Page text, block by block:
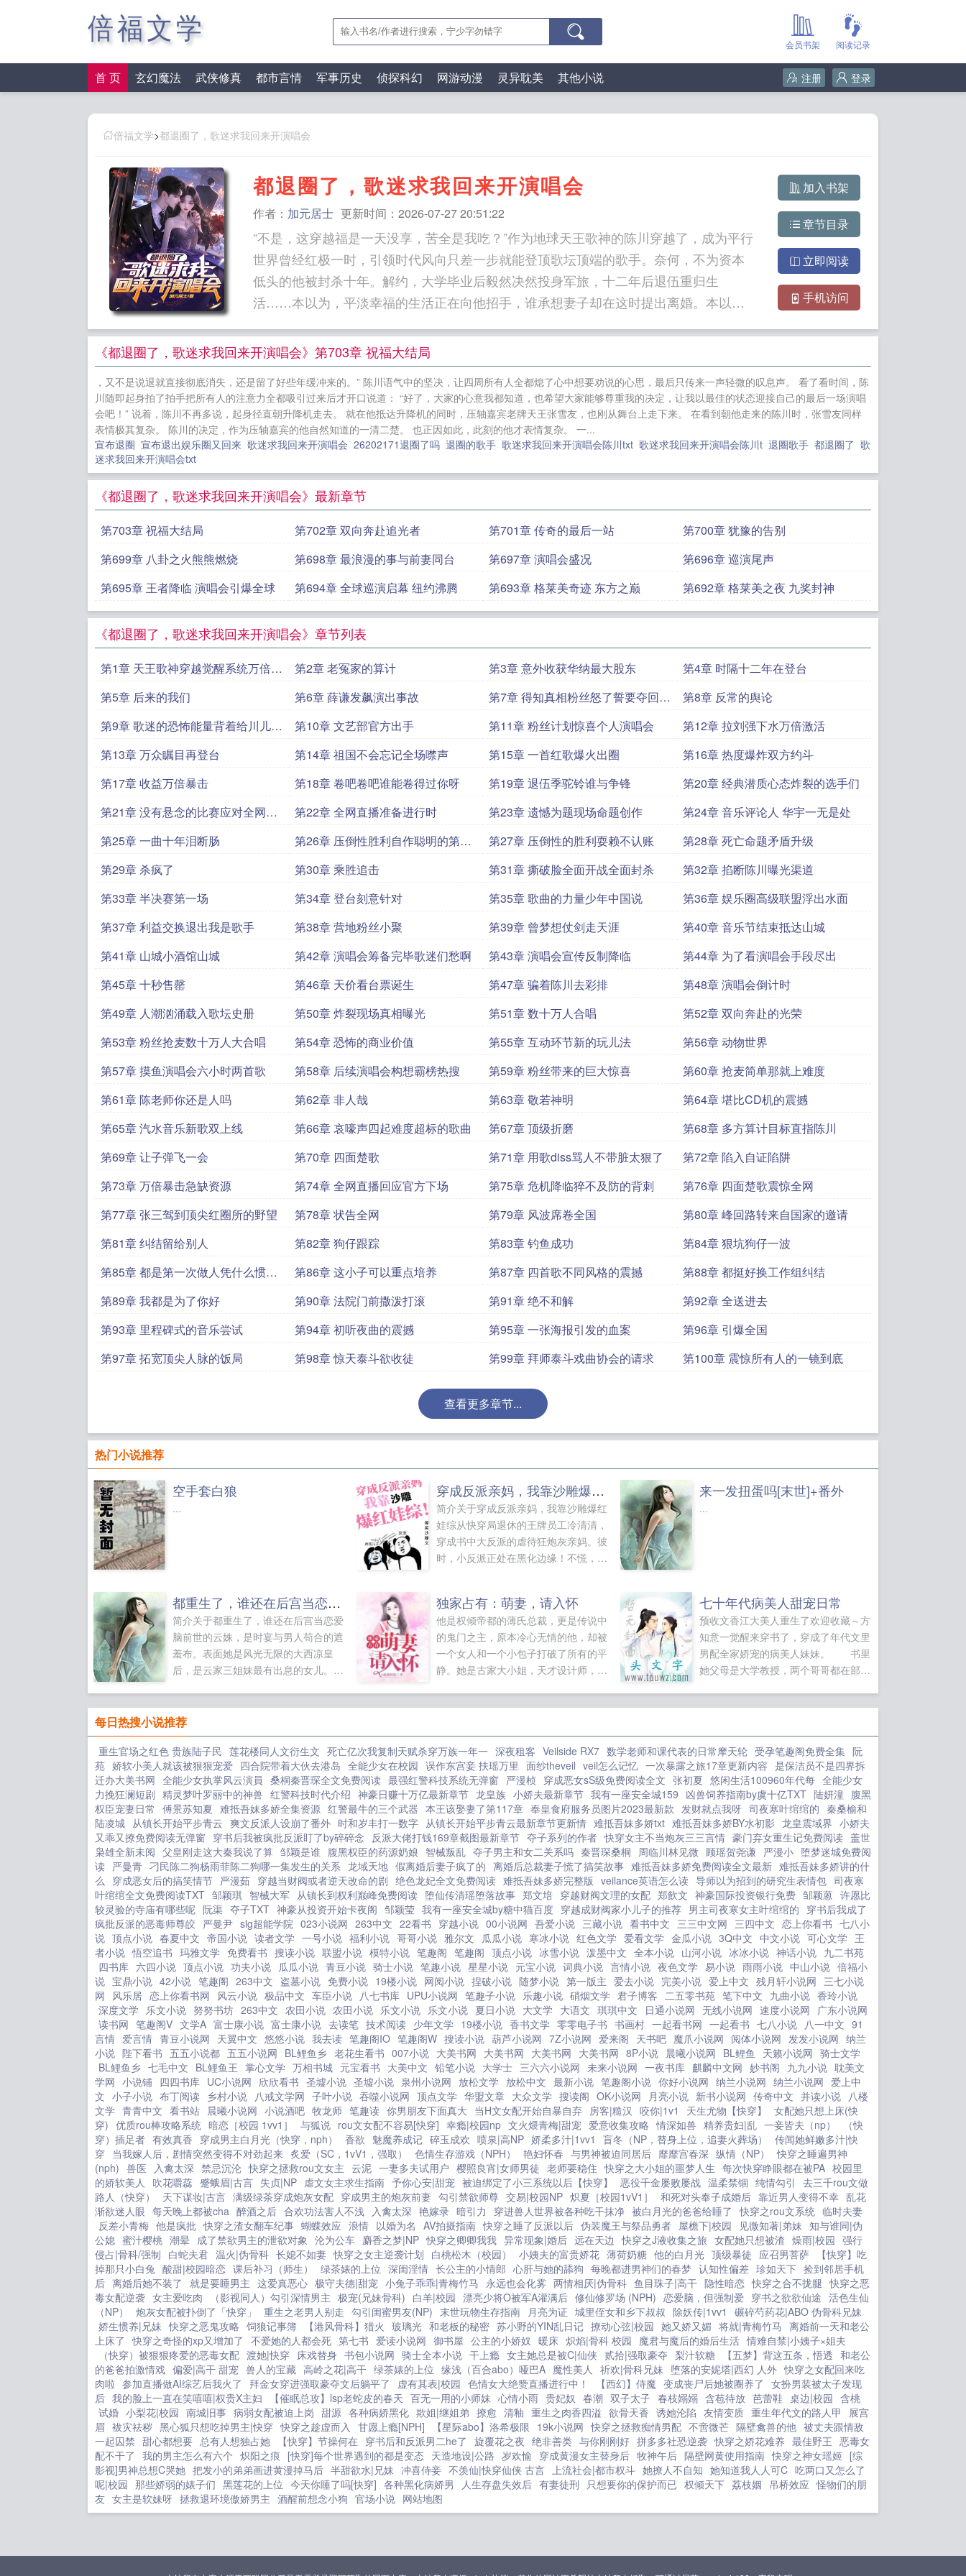
倍福文学 阅读记录
会员书架
首 页 玄幻魔法 武侠修真 都市言情 军事历史 侦探科幻 网游动漫 灵异耽美 其他小说 登录
注册
倍福文学>都退圈了，歌迷求我回来开演唱会
都退圈了，歌迷求我回来开演唱会
作者： 加元居士 更新时间：2026-07-27 20:51:22
“不是，这穿越福是一天没享，苦全是我吃？”作为地球天王歌神的陈川穿越了，成为平行
世界曾经红极一时，引领时代风向只差一步就能登顶歌坛顶端的歌手。奈何，不为资本
低头的他被封杀十年。解约，大学毕业后毅然决然投身军旅，十二年后退伍重归生
活……本以为，平淡幸福的生活正在向他招手，谁承想妻子却在这时提出离婚。本以为
加入书架
章节目录
立即阅读
手机访问
《都退圈了，歌迷求我回来开演唱会》第703章 祝福大结局
，又不是说退就直接彻底消失，还是留了好些年缓冲来的。” 陈川语气中的坚决，让四周所有人全都熄了心中想要劝说的心思，最后只传来一声轻微的叹息声。 看了看时间，陈
川随即起身拍了拍手把所有人的注意力全都吸引过来后才开口说道： “好了，大家的心意我都知道，也希望大家能够尊重我的决定，让我以最佳的状态迎接自己的最后一场演唱
会吧！” 说着，陈川不再多说，起身径直朝升降机走去。 就在他抵达升降机的同时，压轴嘉宾老牌天王张雪友，也刚从舞台上走下来。 在看到朝他走来的陈川时，张雪友同样
表情极其复杂。 陈川的决定，作为压轴嘉宾的他自然知道的一清二楚。 也正因如此，此刻的他才表情复杂。 一...
宣布退圈 宣布退出娱乐圈又回来 歌迷求我回来开演唱会 26202171退圈了吗 退圈的歌手 歌迷求我回来开演唱会陈川txt 歌迷求我回来开演唱会陈川t 退圈歌手 都退圈了 歌
迷求我回来开演唱会txt
《都退圈了，歌迷求我回来开演唱会》最新章节
第703章 祝福大结局 第702章 双向奔赴追光者 第701章 传奇的最后一站
第700章 犹豫的告别
第699章 八卦之火熊熊燃烧
第698章 最浪漫的事与前妻同台 第697章 演唱会盛况
第696章 巡演尾声
第695章 王者降临 演唱会引爆全球
第694章 全球巡演启幕 纽约沸腾 第693章 格莱美奇迹 东方之巅 第692章 格莱美之夜 九奖封神
《都退圈了，歌迷求我回来开演唱会》章节列表
第1章 天王歌神穿越觉醒系统万倍暴
击
第2章 老冤家的算计 第3章 意外收获华纳最大股东
第4章 时隔十二年在登台
第5章 后来的我们
第6章 薛谦发飙演出事故
第7章 得知真相粉丝怒了誓要夺回陈
川失去的一切
第8章 反常的舆论
第9章 歌迷的恐怖能量背着给川儿办
场演唱会
第10章 文艺部官方出手 第11章 粉丝计划惊喜个人演唱会
第12章 拉刘强下水万倍激活
第13章 万众瞩目再登台
第14章 祖国不会忘记全场噤声 第15章 一首红歌爆火出圈
第16章 热度爆炸双方约斗
第17章 收益万倍暴击
第18章 卷吧卷吧谁能卷得过你呀 第19章 退伍季驼铃谁与争锋
第20章 经典潜质心态炸裂的选手们
第21章 没有悬念的比赛应对全网直
播
第22章 全网直播准备进行时 第23章 遗憾为题现场命题创作
第24章 音乐评论人 华宇一无是处
第25章 一曲十年泪断肠
第26章 压倒性胜利自作聪明的第二
场命题
第27章 压倒性的胜利耍赖不认账
第28章 死亡命题矛盾升级
第29章 杀疯了
第30章 乘胜追击 第31章 撕破脸全面开战全面封杀
第32章 掐断陈川曝光渠道
第33章 半决赛第一场
第34章 登台刻意针对 第35章 歌曲的力量少年中国说
第36章 娱乐圈高级联盟浮出水面
第37章 利益交换退出我是歌手
第38章 营地粉丝小聚 第39章 曾梦想仗剑走天涯
第40章 音乐节结束抵达山城
第41章 山城小酒馆山城
第42章 演唱会筹备完毕歌迷们愁啊 第43章 演唱会宣传反制降临
第44章 为了看演唱会手段尽出
第45章 十秒售罄
第46章 天价看台票诞生 第47章 骗着陈川去彩排
第48章 演唱会倒计时
第49章 人潮汹涌载入歌坛史册
第50章 炸裂现场真相曝光 第51章 数十万人合唱
第52章 双向奔赴的光荣
第53章 粉丝抢麦数十万人大合唱
第54章 恐怖的商业价值 第55章 互动环节新的玩儿法
第56章 动物世界
第57章 摸鱼演唱会六小时两首歌
第58章 后续演唱会构想霸榜热搜 第59章 粉丝带来的巨大惊喜
第60章 抢麦简单那就上难度
第61章 陈老师你还是人吗
第62章 非人哉 第63章 敬若神明
第64章 堪比CD机的震撼
第65章 汽水音乐新歌双上线
第66章 哀嚎声四起难度超标的歌曲 第67章 顶级折磨
第68章 多方算计目标直指陈川
第69章 让子弹飞一会
第70章 四面楚歌 第71章 用歌diss骂人不带脏太狠了
第72章 陷入自证陷阱
第73章 万倍暴击急缺资源
第74章 全网直播回应官方下场 第75章 危机降临猝不及防的背刺
第76章 四面楚歌震惊全网
第77章 张三驾到顶尖红圈所的野望
第78章 状告全网 第79章 风波席卷全国
第80章 峰回路转来自国家的邀请
第81章 纠结留给别人
第82章 狗仔跟踪 第83章 钓鱼成功
第84章 狠坑狗仔一波
第85章 都是第一次做人凭什么惯着
你
第86章 这小子可以重点培养 第87章 四首歌不同风格的震撼
第88章 都挺好换工作组纠结
第89章 我都是为了你好
第90章 法院门前撒泼打滚 第91章 绝不和解
第92章 全送进去
第93章 里程碑式的音乐尝试
第94章 初听夜曲的震撼 第95章 一张海报引发的血案
第96章 引爆全国
第97章 拓宽顶尖人脉的饭局
第98章 惊天泰斗欲收徒 第99章 拜师泰斗戏曲协会的请求 第100章 震惊所有人的一镜到底
查看更多章节...
热门小说推荐
空手套白狼
...
穿成反派亲妈，我靠沙雕爆红娃综
简介关于穿成反派亲妈，我靠沙雕爆红
娃综从快穿局退休的王牌员工冷清清，
穿成书中大反派的虐待狂炮灰亲妈。彼
时，小反派正处在黑化边缘！不慌，冷
个妈，将祖国的花朵扳回正道！然而。
其他嘉宾起床给儿子做早饭，和乐融
融。冷清清赖床不起儿子，早饭好了
没？你妈我快饿死了。其他嘉宾给孩子
讲睡前故事，哄娃入睡才离开。冷清清
裹着被子儿子，妈怕鬼，等我睡着你再
关灯哈其他嘉宾让孩子吃最好，自己吃
乖，别跟妈抢，你以后多得是吃的机会
未来反派儿子真的拴Q。综艺播出后，
画风清奇的母子俩爆红全网。说吧，做
几辈子好事才能拥有这样的儿子。问过
我儿子了，他说都是演员。某日，大佬
忽然想起儿子和那不熟的老婆他们过得
还好吗。秘书兴奋不已霍总，您老婆和
儿子靠综艺大爆了！好几个男顶流争着
当您儿子的爹呢！大佬？？？我儿子要
有爹了，我怎么不知道？...
来一发扭蛋吗[末世]+番外
...
都重生了，谁还在后宫当恋爱脑
简介关于都重生了，谁还在后宫当恋爱
脑前世的云姝，是时宴与男人苟合的遮
羞布。表面她是风光无限的大西凉皇
后，是云家三姐妹最有出息的女儿。时
牌，将所有的宠爱全给了那个他藏在暗
处见不得光的男人。大姐重生，嫉妒她
前世的风光无限，这辈子誓死也要和她
换夫君。云姝微微一笑，允了，总好过
嫁给那个变态。最起码夜圣的皇帝是个
正常的。后宫女人排排坐皇后是天，皇
后是地，皇后娘娘是她们的顶梁柱。这
个后宫没有皇帝可以，没有皇后可不
行，整个后宫都得散！做夜圣的皇后可
比做大西凉的皇后要舒坦热闹多了。美
人受了委屈都来找她主持公道倾诉，坤
宁宫收到的答谢礼一年到头堪比大半个
国库。不出三年时间，云姝的财富便遍
及全国，富倾天下。云姝勾唇信男人？
这是女人走输的第一步！...
独家占有：萌妻，请入怀
他是权倾帝都的薄氏总裁，更是传说中
的鬼门之主，原本冷心无情的他，却被
一个女人和一个小包子打破了所有的平
静。她是古家大小姐，天才设计师，一
七十年代病美人甜宠日常
预收文香江大美人重生了欢迎收藏～方
知意一觉醒来穿书了，穿成了年代文里
男配全家娇宠的病美人妹妹。 书里
她父母是大学教授，两个哥哥都在部
感，听信了别人的传言说她就是两个哥
哥的拖油瓶，以至于要养着她两个哥哥
都到了年纪还没能找到媳妇。 原身
为了不拖累哥哥们，背着哥哥们每一餐
只吃一小口，以至于身体越拖越差，在
西北那种苦寒之地根本熬不下去，一命
呜呼了。 两个哥哥为此深感愧疚，
当看到交给妹妹的钱和票都被妹妹攒起
来之后一个放弃大好前程颓废终身，一
个送她归家的时候因为忧思过重车祸身
亡了。 父母更是听闻她去世的消息
双双自杀在了马上就要被平反的冬日
里。 穿过来的方知意，看到自己手
里的空间，里面有千万资产的各种食
材。 她好不容易从没有吃喝的末世
熬到现在，她凭什么不吃？不仅自己
吃，还每天换着花样做各种好吃的给两
个哥哥吃，还给被下放的父母寄好吃
的。 她们全家不仅都要活着，还要
活的好好的迎接新生活。 所有
人都知道方参谋家有个病秧子妹妹，原
本父母还在大学任职的时候还好说，现
在父母都被下放了，这个病秧子不就活
脱脱的拖油瓶吗？ 大家都还在替方
家两兄弟惋惜拖着这个病秧子妹妹能不
能找到对象的时候，方家院子里就传出
了食物的香气，今天是回锅肉，明天是
麻婆豆腐，后天是红烧肉 驻地老长
家的闺女更是成天都往方家院子
跑。 方家两兄弟则是逢人就夸自己
妹妹多好，大家都是不以为然，一个病
秧子再好又怎么样呢？这辈子谁敢
娶？ 转头隔壁空军师部最有本事的
年轻一级飞行员提着东西到了方家，就
像回自己家似的，推门就喊大舅哥
方家两兄弟？？？？什么时候自家小妹
被狼叼了？年龄差7岁帅气空飞军哥哥
Vs娇气小美人预收文香江大美人重生了
欢迎收藏！八十年代末，也是江晚柠二
十岁这年她从内地被接到了繁华的香
江，她这才知道自己是香江望族江家流
落在外的大小姐。 只是她才回到家
就做了个梦，梦见自己生活在一本小说
里，而她则是个无足轻重的炮灰女
配。 书里她回家后就要与香江另一
豪门6家联姻，联姻对象是6家最年轻的
不过男人听说她来自贫穷的内地，本不
每日热搜小说推荐
重生官场之红色 贵族陆子民 莲花楼同人文衍生文 死亡亿次我复制天赋杀穿万族一年一 深夜租客 Veilside RX7 数学老师和课代表的日常摩天轮 受孕笔趣阁免费全集 阮
苑 娇软小美人就该被狠狠宠爱 四合院带着大伙去港岛 全能少女在校园 误作东宫妾 扶瑶万里 面纱theveil veil怎么记忆 一次暴露之旅17章更新内容 是保洁员不是四界拆
迁办大美书网 全能少女执掌风云演員 桑桐秦晋琛全文免费阅读 最强红警科技系统无弹窗 严漫桢 穿成恶女sS级免费阅读全文 张初夏 悠闲生活100960年代每 全能少女
力挽狂澜短剧 精灵梦叶罗丽中的神兽 红警科技时代介绍 神豪日赚十万亿最新章节 龙皇族 小娇夫最新章节 我有一座安全城159 凶兽饲养指南by虞十亿TXT 陆妍潼 腹黑
权臣宠妻日常 傅景苏知夏 难抵吾妹多娇全集资源 红警最牛的三个武器 本王该娶妻了第117章 奉皇食府服务员图片2023最新款 发财就点我呀 司夜寒叶绾绾的 秦桑榆和
陆凌城 从镇长开始平步青云 爽文反派人设崩了番外 时和岁丰打一数字 从镇长开始平步青云最新章节更新情 难抵吾妹多娇txt 难抵吾妹多娇BY水初影 龙皇震域界 小娇夫
又乖又撩免费阅读无弹窗 穿书后我被疯批反派盯了by碎碎念 反派大佬打钱169章截图最新章节 夺子系列的作者 快穿女主不当炮灰三三言情 豪门弃女重生记免费阅读 盖世
枭雄全新未阅 父皇刚走这大秦我说了算 邹颖是谁 腹黑权臣的药源奶娘 智械叛乱 夺子男主和女二关系吗 秦晋琛桑桐 周临川林见微 顾瑶贺尧谦 严漫小 堕梦迷城免费阅
读 严曼青 刁民陈二狗杨雨菲陈二狗哪一集发生的关系 龙域天地 假离婚后妻子疯了的 离婚后总裁妻子慌了搞笑故事 难抵吾妹多娇免费阅读全文最新 难抵吾妹多娇讲的什
么 穿成恶女后的搞笑情节 严漫茹 穿越当财阀或者逆天改命的剧 绝色龙妃全文免费阅读 难抵吾妹多娇完整版 veilance英语怎么读 导师以为招到的研究生表情包 司夜寒
叶绾绾全文免费阅读TXT 邹颖琪 智械大军 从镇长到权利巅峰免费阅读 堕仙传清瑶堕落故事 郑文培 穿越财阀文理的女配 郑飲文 神豪国际投资银行免费 邹颖蒽 许愿比
较灵验的寺庙有哪些呢 阮渠 夺子TXT 神豪从投资开始卡夜阁 邹颖莹 我有一座安全城by糖中猫百度 穿越成财阀家小儿子的推荐 男主司夜寒女主叶绾绾的 穿书后我成了
疯批反派的恶毒师尊皎 严曼尹 slg超能学院 023小说网 263中文 22看书 穿越小说 00小说网 吾爱小说 三藏小说 看书中文 三三中文网 三四中文 恋上你看书 七八小
说 顶点小说 春夏中文 帝国小说 读者文学 一号小说 福利小说 哥哥小说 雅尔文 瓜瓜小说 寒冰小说 红色文学 爱看文学 金瓜小说 3Q中文 中文小说 可心文学 王
者小说 悟空追书 玛雅文学 免费看书 搜读小说 联盟小说 模特小说 笔趣阁 笔趣阁 顶点小说 冰雪小说 泼墨中文 全本小说 山河小说 冰冰小说 神话小说 九二书苑
四书库 六四小说 顶点小说 功夫小说 瓜瓜小说 青豆小说 骑士小说 笔趣小说 星星小说 元宝小说 词典小说 言情小说 夜色文学 易小说 雨雨小说 中山小说 倍福小
说 宝鼎小说 42小说 笔趣阁 263中文 盗墓小说 免费小说 19楼小说 网阅小说 捏破小说 随梦小说 第一版主 爱去小说 完美小说 爱上中文 残月轩小说网 三七小说
网
风乐居 恋上你看书网 风云小说 极品中文 车臣小说 八七书库 UPU小说网 笔趣子小说 乐趣小说 硝烟文学 君子博客 二五零书苑 笔下中文 九曲小说 香玲小说
深度文学 乐文小说 努努书坊 263中文 农田小说 农田小说 乐文小说 乐文小说 夏日小说 大文学 大语文 琪琪中文 日通小说网 无线小说网 速度小说网 广东小说网
读书网 笔趣阁V 文学A 富士康小说 富士康小说 去读笔 技术阅读 少年文学 19楼小说 香书文学 零零电子书 书画村 一起看书网 一起看书 七八小说 八一中文 91
言情 爱言情 青豆小说网 天翼中文 悠悠小说 我去读 笔趣阁IO 笔趣阁W 搜读小说 葫芦小说网 7Z小说网 爱来阁 天书吧 魔爪小说网 阅体小说网 发发小说网 纳兰
小说 陛下看书 五五小说都 五五小说网 BL鲤鱼乡 老花生看书 007小说 大美书网 大美书网 大美书网 大美书网 8P小说 晨曦小说网 BL鲤鱼 天籁小说网 骑士文学
BL鲤鱼乡 七毛中文 BL鲤鱼王 掌心文学 万相书城 元宝看书 大美中文 铅笔小说 大学士 三六六小说网 未来小说网 一夜书库 麒麟中文网 妙书阁 九九小说 耽美文
学网 小说铺 四四书库 UC小说网 欣欣看书 圣墟小说 圣墟小说 泉州小说网 放松文学 放松中文 最新小说 笔趣阁小说 你好小说网 纳兰小说网 纳兰小说网 爱上中
文 小子小说 布丁阅读 乡村小说 八戒文学网 子叶小说 吞噬小说网 顶点文学 华盟文章 大众文学 搜读阁 OK小说网 月亮小说 新书小说网 传奇中文 并读小说 八楼
文学 青青中文 看书站 晨曦小说网 小说酒吧 牧龙师 笔趣读 你男朋友下面真大 当H文女配开始自暴自弃 房客|糙汉 咬你|1v1 天生尤物【快穿】
女配她只想上床(快
穿) 优质rou棒攻略系统 暗恋［校园 1vv1］ 与狐说 rou文女配不容易[快穿] 幸瘾|校园np 文火煨青梅|甜宠 爱意收集攻略 情深如兽 精养贵妇|乱 一妾皆夫（np）
（快
穿）插足者 有效真香 穿成男主白月光（快穿，nph） 香欲 魅魔养成记 碎玉成欢 喷泉|高NP 娇柔多汁|1vv1 盲冬（NP，替身上位，追妻火葬场）
传闻她鲜嫩多汁|快
穿 当我嫁人后，剧情突然变得不对劲起来 炙爱（SC，1vV1，强取） 色情生存游戏（NPH） 艳妇怀春 与男神被迫同居后 靡靡宫春深 纵情（NP）
快穿之睡遍男神
(nph) 兽医 入禽太深 禁忌沉沦 快穿之拯救rou文女主 云泥 一妻多夫试用户 樱照良宵|女师男徒 老师要稳住 快穿之大小姐的噩梦人生 每次快穿睁眼都在被PA 校园里
的娇软美人
吹花嚼蕊 蹙蛾眉|古言 失贞|NP 虐文女主求生指南 予你心安|甜宠 被迫绑定了小三系统以后【快穿】 恶役千金屡败屡战 温柔禁锢 纯情勾引
去三千rou文做
路人（快穿）
天下谋妆|古言 满级绿茶穿成炮灰女配 穿成男主的炮灰前妻 勾引禁欲师尊 交易|校园NP 炽夏［校园1vV1］ 和死对头奉子成婚后 靠近男人变得不幸 乱花
渐欲迷人眼 每天晚上都被cha 醉酒之后 合欢功法害人不浅 入禽太深 艳嫁录 暗引力 穿进兽人世界被各种吃干抹净 被白月光的爸爸给睡了 快穿之rou文系统 临时夫妻
反差小青梅 他是疯批 快穿之渣女翻车纪事 蝴蝶效应 浪情 以婚为名 AV拍摄指南 快穿之睡了反派以后 伪装魔王与祭品勇者 屋檐下|校园 见微知著|弟妹 知与谁同|伪
公媳 蜜汁樱桃 潮晕 成了禁欲男主的泄欲对象 沦为公车 麝香之梦|NP 快穿之卿卿我我 异常现象|婚后 远在天边 快穿之J液收集之旅 女配她只想被渣 燥雨|校园 强行
侵占|骨科/强制 白蛇夫君 温火|伪骨科 长媳不如妻 快穿之女主逆袭计划 白桃松木（校园） 小姨夫的富贵娇花 薄荷奶糖 他的白月光 顶级暴徒 应召男菩萨
【快穿】吃
掉那只小白兔 酸甜|校园暗恋 课后补习（师生） 绿茶婊的上位 深闺淫情 长公主的小情郎 心肝与她的舔狗 每晚都进男神们的春梦 认知性偏差 珍如天下 捡到邻居手机
后 离婚后她不装了 就是要睡男主 这爱真恶心 极守夫德|甜宠 小兔子乖乖|青梅竹马 永远也会化雾 两情相厌|伪骨科 鱼目珠子|高干 隐性暗恋 快穿之合不拢腿 快穿之恶
毒女配逆袭 女主爱吃肉 （影视同人）勾引深情男主 极宠(兄妹骨科) 白羊|校园 漂亮少将O被军A灌满后 修仙修罗场 (NPH) 恋爱脑，但强制爱 穿书之欲欲仙途 活色生仙
（NP）
炮灰女配被扑倒了「快穿」 重生之老男人别走 勾引闺蜜男友(NP) 末世玩物生存指南 月亮为证 城里侄女和乡下叔叔 除妖传|1vv1
碾碎芍药花|ABO 伪骨科兄妹
娇生惯养|兄妹 快穿之恶鬼攻略 饲狼记事簿 【港风骨科】猎火 玻璃光 和老板的秘密 苏小野的YIN乱日记 撩动心弦|校园 她又娇又媚 将就|青梅竹马 离婚前一天和老公
上床了 快穿之奇怪的xp又增加了 不爱她的人都会死 第七书 爱读小说网 御书屋 公主的小娇奴 暖床 炽焰|骨科 校园 魔君与魔后的婚后生活 情难自禁|小姨子×姐夫
（快穿）被狠狠疼爱的恶毒女配 渡她|快穿 床戏替身 书包小说网 骑士全本小说 干上瘾 女主她总是被C|仙侠 贰拾|强取豪夺 梨汁软糖 【五梦】背这五条，悟透 和老公
的爸爸拍激情戏 偏爱|高干 甜宠 兽人的宝藏 高岭之花|高干 绿茶婊的上位 缘浅（百合abo）哑巴A 魔性美人 祈欢|骨科兄妹 堕落的安妮塔|西幻 人外 快穿之女配回来吃
肉啦 参加直播做AI综艺后我火了 拜金女穿进强取豪夺文后躺平了 虚有其表|校园 色情女大绝赞直播进行中！ 【西幻】侍魔 变成丧尸后她被圈养了 女扮男装被太子发现
后 我的脸上一直在笑嘻嘻|权贵X主妇 【催眠总攻】lsp老蛇皮的春天 百无一用的小师妹 心情小雨 贵妃奴 春潮 双子太子 春枝嫋嫋 含苞待放 芭蕾鞋 桌边|校园 含桃
试婚 小梨花|校园 南城旧事 病弱女配被迫上岗 甜源 各种病娇黑化 欺姐|继姐弟 撩愈 清釉 重生之肉香四溢 欲骨天香 诱她沦陷 友情变质 重生年代文的路人甲
展宫
眉 袚灾祛秽 黑心狐只想吃掉男主|快穿 快穿之趁虚而入 甘愿上瘾[NPH] 【星际abo】洛希极限 19k小说网 快穿之拯救痴情男配 不啻微芒 隔壁禽兽的他 被丈夫跟情敌
一起囚禁 甜心都想要 总有人想独占她 【快穿】节操何在 穿书后和反派男二he了 旋覆花之夜 绝非善类 与你刚刚好 拼多多社恐逆袭 快穿之娇花难养 最佳野王 恶毒女
配不干了 我的男主怎么有六个 炽阳之痕 [快穿]每个世界遇到的都是变态 天造地设|公路 岁欢愉 穿成黄漫女主替身后 牧神午后 隔壁网黄使用指南 快穿之神女瑶姬 [综
影视]男神总想C哭她 把发小的弟弟画进黄漫掉马后 半甜欲水|兄妹 冲喜侍妾 不羡仙|快穿仙侠 古言 上流社会|都市权斗 她撩人不自知 她知道我人人可C 吃两口又怎么了
呢|校园 那些娇弱的婊子们 黑莲花的上位 今天你睡了吗[快穿] 各种黑化病娇男 人生存盘失效后 有妻徒刑 只想要你的保护而已 权倾天下 荔枝姻 吊桥效应 怪物们的朋
友 女主是软妹呀 拯救退环境傲娇男主 酒醒前想念小狗 官场小说 网站地图